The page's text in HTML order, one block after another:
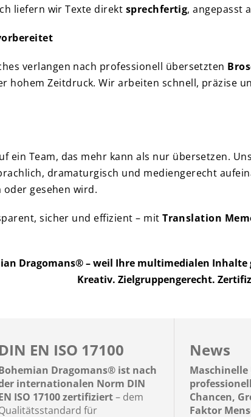
liefern wir Texte direkt sprechfertig, angepasst
verlangen nach professionell übersetzten
hohem Zeitdruck. Wir arbeiten schnell, präzise
ein Team, das mehr kann als nur übersetzen.
dramaturgisch und mediengerecht
gesehen wird.
sicher und effizient – mitTranslation
Dragomans® – weil Ihre multimedialen Inhalte
Kreativ. Zielgruppengerecht.
DIN EN ISO 17100
Dragomans® ist nach
internationalen Norm DIN
ISO 17100 zertifiziert– dem
für
News
Maschinelle
Chancen,
Faktor